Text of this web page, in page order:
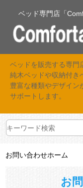
ベッド専門店「
ベッドを販売する専門
純木ベッドや収納付き
豊富な種類やデザイン
サポートします。
お問い合わせホーム
お